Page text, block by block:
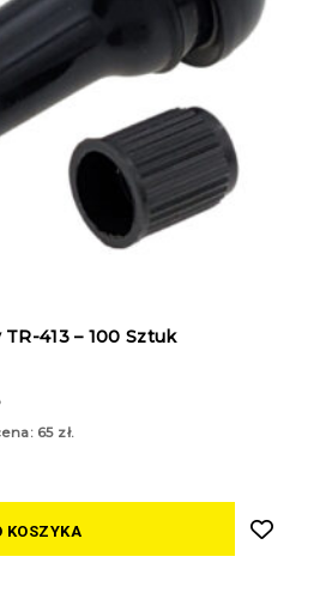
413 – 100 Sztuk
65 zł.
KOSZYKA